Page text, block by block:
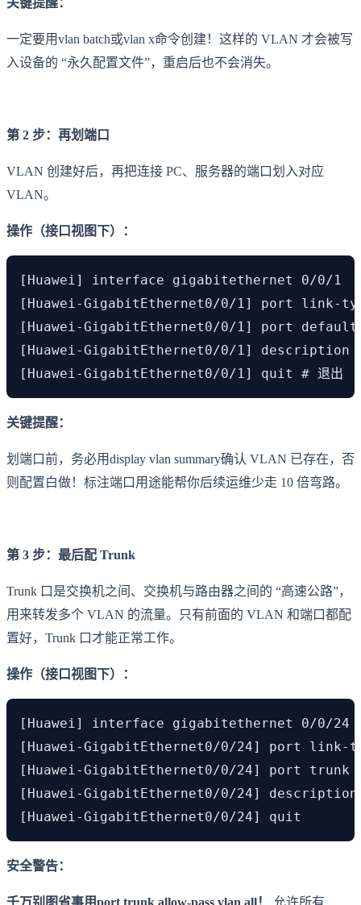
一定要用vlan batch或vlan x命令创建！这样的 VLAN 才会被写
入设备的 “永久配置文件”，重启后也不会消失。
第 2 步：再划端口
VLAN 创建好后，再把连接 PC、服务器的端口划入对应
VLAN。
操作（接口视图下）：
[Huawei] interface gigabitethernet 0/0/1  #
[Huawei-GigabitEthernet0/0/1] port link-type
[Huawei-GigabitEthernet0/0/1] port default
[Huawei-GigabitEthernet0/0/1] description TO-
[Huawei-GigabitEthernet0/0/1] quit # 退出
关键提醒：
划端口前，务必用display vlan summary确认 VLAN 已存在，否
则配置白做！标注端口用途能帮你后续运维少走 10 倍弯路。
第 3 步：最后配 Trunk
Trunk 口是交换机之间、交换机与路由器之间的 “高速公路”，
用来转发多个 VLAN 的流量。只有前面的 VLAN 和端口都配
置好，Trunk 口才能正常工作。
操作（接口视图下）：
[Huawei] interface gigabitethernet 0/0/24  #
[Huawei-GigabitEthernet0/0/24] port link-
[Huawei-GigabitEthernet0/0/24] port trunk
[Huawei-GigabitEthernet0/0/24] description TO-
[Huawei-GigabitEthernet0/0/24] quit
安全警告：
千万别图省事用port trunk allow-pass vlan all！
允许所有